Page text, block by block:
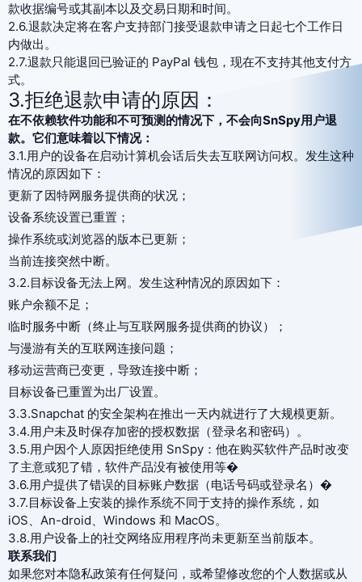
款收据编号或其副本以及交易日期和时间。
2.6.退款决定将在客户支持部门接受退款申请之日起七个工作日
内做出。
2.7.退款只能退回已验证的 PayPal 钱包，现在不支持其他支付方
式。
3.拒绝退款申请的原因：
在不依赖软件功能和不可预测的情况下，不会向SnSpy用户退
款。它们意味着以下情况：
3.1.用户的设备在启动计算机会话后失去互联网访问权。发生这种
情况的原因如下：
更新了因特网服务提供商的状况；
设备系统设置已重置；
操作系统或浏览器的版本已更新；
当前连接突然中断。
3.2.目标设备无法上网。发生这种情况的原因如下：
账户余额不足；
临时服务中断（终止与互联网服务提供商的协议）；
与漫游有关的互联网连接问题；
移动运营商已变更，导致连接中断；
目标设备已重置为出厂设置。
3.3.Snapchat 的安全架构在推出一天内就进行了大规模更新。
3.4.用户未及时保存加密的授权数据（登录名和密码）。
3.5.用户因个人原因拒绝使用 SnSpy：他在购买软件产品时改变
了主意或犯了错，软件产品没有被使用等�
3.6.用户提供了错误的目标账户数据（电话号码或登录名）�
3.7.目标设备上安装的操作系统不同于支持的操作系统，如
iOS、An-droid、Windows 和 MacOS。
3.8.用户设备上的社交网络应用程序尚未更新至当前版本。
联系我们
如果您对本隐私政策有任何疑问，或希望修改您的个人数据或从